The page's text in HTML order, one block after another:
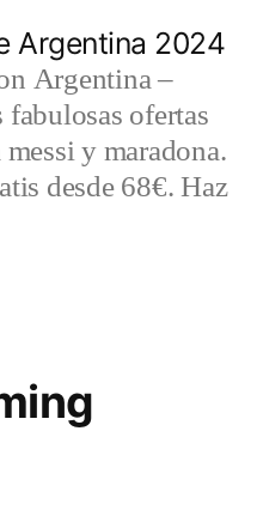
Argentina 2024
Argentina –
ofertas
y maradona.
desde 68€. Haz